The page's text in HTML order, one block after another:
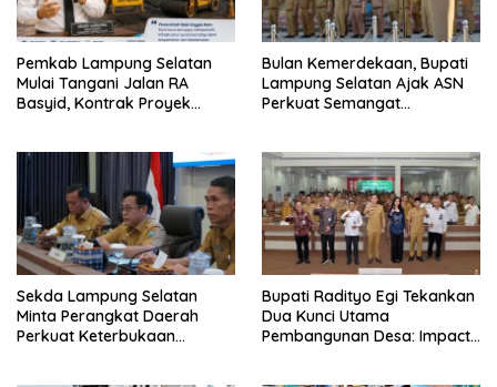
Pemkab Lampung Selatan
Mulai Tangani Jalan RA
Basyid, Kontrak Proyek
Bulan Kemerdekaan, Bupati
Lampung Selatan Ajak ASN
Perkuat Semangat
Sekda Lampung Selatan
Minta Perangkat Daerah
Perkuat Keterbukaan
Bupati Radityo Egi Tekankan
Dua Kunci Utama
Pembangunan Desa: Impact